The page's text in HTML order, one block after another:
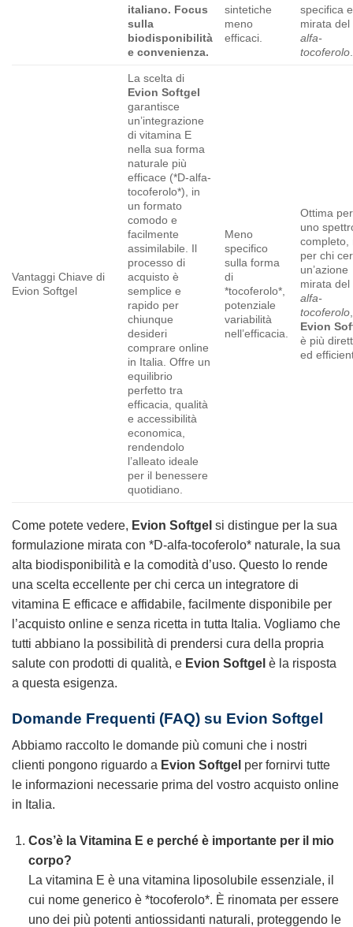
italiano. Focus
sulla
biodisponibilità
e convenienza.
sintetiche
meno
efficaci.
specifica e
mirata del
alfa-
tocoferolo
Vantaggi Chiave di
Evion Softgel
La scelta di
Evion Softgel
garantisce
un’integrazione
di vitamina E
nella sua forma
naturale più
efficace (*D-alfa-
tocoferolo*), in
un formato
comodo e
facilmente
assimilabile. Il
processo di
acquisto è
semplice e
rapido per
chiunque
desideri
comprare online
in Italia. Offre un
equilibrio
perfetto tra
efficacia, qualità
e accessibilità
economica,
rendendolo
l’alleato ideale
per il benessere
quotidiano.
Meno
specifico
sulla forma
di
*tocoferolo*,
potenziale
variabilità
nell’efficacia.
Ottima per
uno
completo,
per chi
un’azione
mirata del
alfa-
tocoferolo
Evion
è più
ed
Come potete vedere, Evion Softgel si distingue per la sua
formulazione mirata con *D-alfa-tocoferolo* naturale, la sua
alta biodisponibilità e la comodità d’uso. Questo lo rende
una scelta eccellente per chi cerca un integratore di
vitamina E efficace e affidabile, facilmente disponibile per
l’acquisto online e senza ricetta in tutta Italia. Vogliamo che
tutti abbiano la possibilità di prendersi cura della propria
salute con prodotti di qualità, e Evion Softgel è la risposta
a questa esigenza.
Domande Frequenti (FAQ) su Evion Softgel
Abbiamo raccolto le domande più comuni che i nostri
clienti pongono riguardo a Evion Softgel per fornirvi tutte
le informazioni necessarie prima del vostro acquisto online
in Italia.
Cos’è la Vitamina E e perché è importante per il mio
corpo?
La vitamina E è una vitamina liposolubile essenziale, il
cui nome generico è *tocoferolo*. È rinomata per essere
uno dei più potenti antiossidanti naturali, proteggendo le